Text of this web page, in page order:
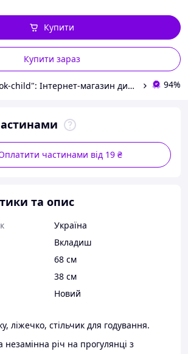
Купити зараз
Купити
Продавець "Angelok-child": Інтернет-магазин дитячих товарів. Зимові комбінезони. Зимові конверти в коляску 94%
частинами від 19 ₴
та опис
Україна
Вкладиш
68 см
38 см
Новий
ліжечко, стільчик для годування.
річ на прогулянці з